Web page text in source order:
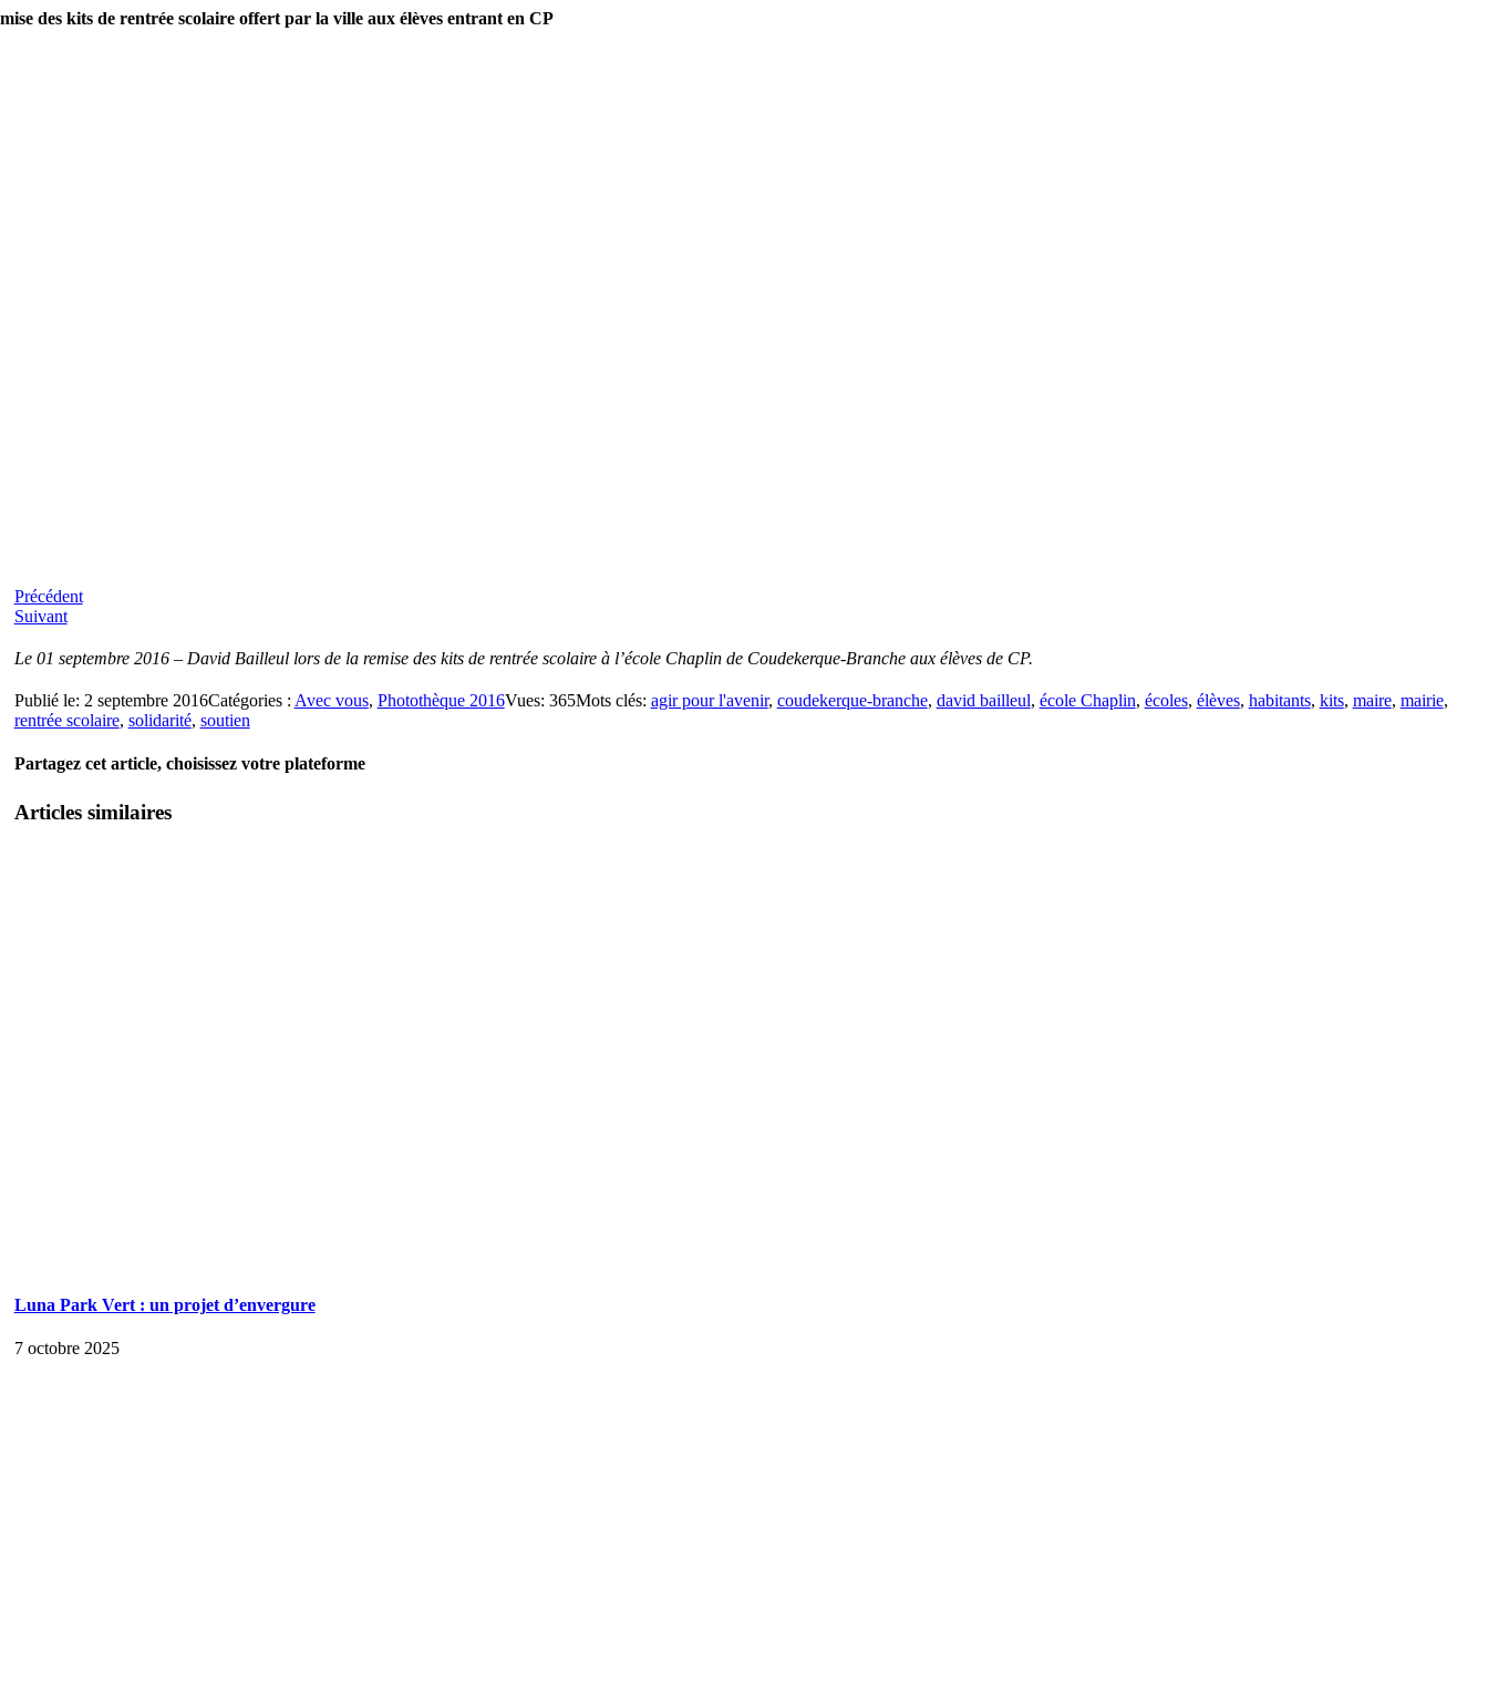
des kits de rentrée scolaire offert par la ville aux élèves entrant en CP
Précédent
Suivant
Le 01 septembre 2016 – David Bailleul lors de la remise des kits de rentrée scolaire à l’école Chaplin de Coudekerque-Branche aux élèves de CP.
Publié le: 2 septembre 2016Catégories : Avec vous, Photothèque 2016Vues: 365Mots clés: agir pour l'avenir, coudekerque-branche, david bailleul, école Chaplin, écoles, élèves, habitants, kits, maire, mairie,
rentrée scolaire, solidarité, soutien
Partagez cet article, choisissez votre plateforme
Articles similaires
Luna Park Vert : un projet d’envergure
7 octobre 2025